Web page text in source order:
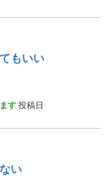
もいい
す 投稿日
い